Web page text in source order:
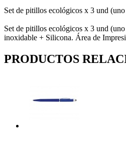
Set de pitillos ecológicos x 3 und
Set de pitillos ecológicos x 3 und
inoxidable + Silicona. Área de
PRODUCTOS